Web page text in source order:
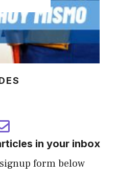
in your inbox
form below